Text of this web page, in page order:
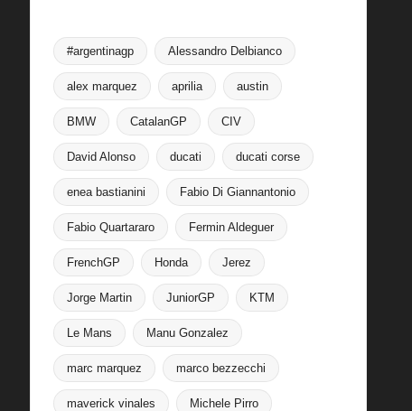
#argentinagp Alessandro Delbianco
alex marquez aprilia austin
BMW CatalanGP CIV
David Alonso ducati ducati corse
enea bastianini Fabio Di Giannantonio
Fabio Quartararo Fermin Aldeguer
FrenchGP Honda Jerez
Jorge Martin JuniorGP KTM
Le Mans Manu Gonzalez
marc marquez marco bezzecchi
maverick vinales Michele Pirro